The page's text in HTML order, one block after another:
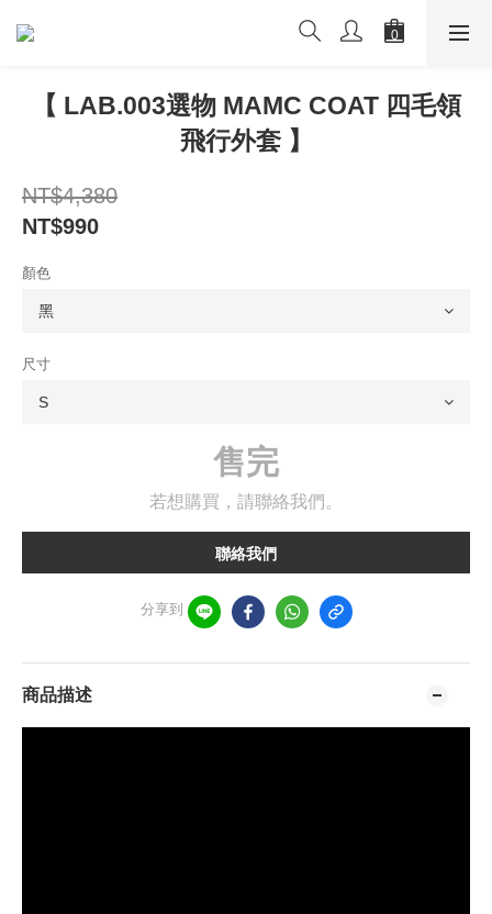
【 LAB.003選物 MAMC COAT 四毛領
飛行外套 】
NT$4,380
NT$990
顏色
尺寸
售完
若想購買，請聯絡我們。
聯絡我們
分享到
商品描述